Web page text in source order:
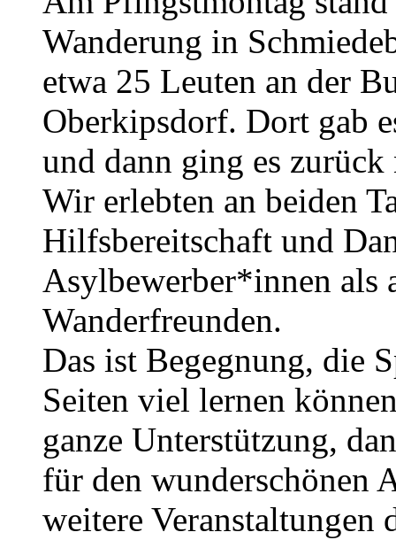
Wanderung in
etwa 25 Leuten an der
Oberkipsdorf. Dort gab
und dann ging es zurück
Wir erlebten an beiden
Hilfsbereitschaft und
Asylbewerber*innen als
Wanderfreunden.
Das ist Begegnung, die
Seiten viel lernen
ganze Unterstützung,
für den wunderschönen
weitere Veranstaltungen